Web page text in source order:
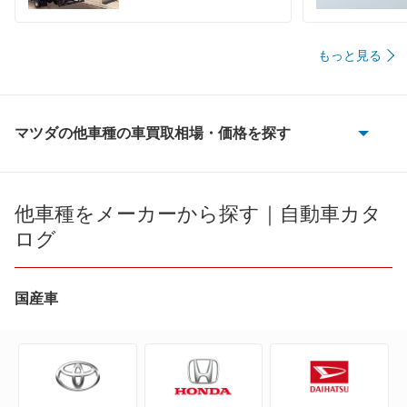
もっと見る
マツダの他車種の車買取相場・価格を探す
AZ-3
AZ-オフロード
AZ-ワゴン
他車種をメーカーから探す｜自動車カタ
ログ
国産車